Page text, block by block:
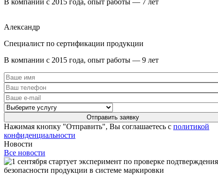
Александр
Специалист по сертификации продукции
В компании с 2015 года, опыт работы — 9 лет
Нажимая кнопку "Отправить", Вы соглашаетесь с политикой
конфиденциальности
Новости
Все новости